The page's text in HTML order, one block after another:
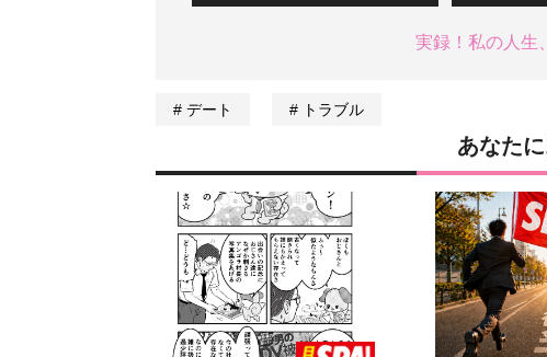
実録！私の人生
デート トラブル
あなた